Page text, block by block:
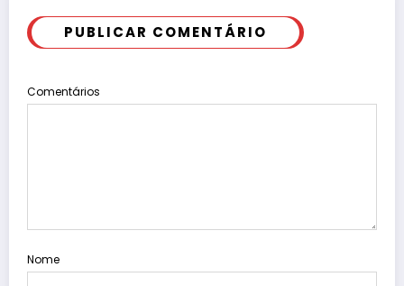
PUBLICAR COMENTÁRIO
Comentários
Nome